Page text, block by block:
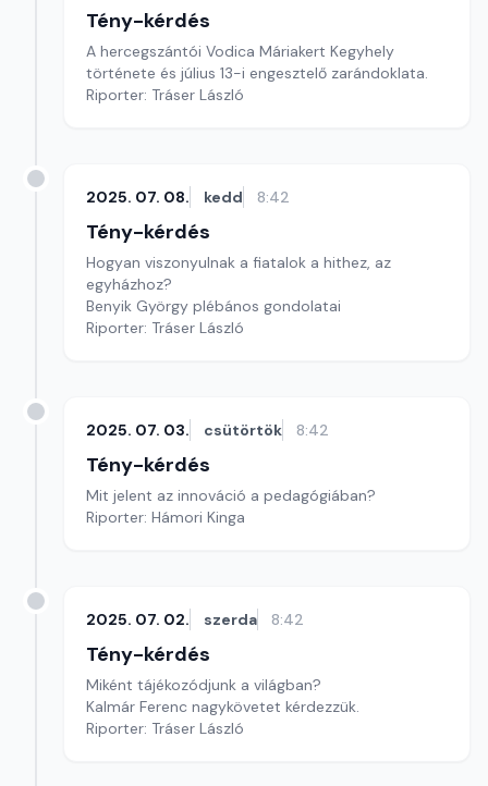
Tény-kérdés
A hercegszántói Vodica Máriakert Kegyhely
története és július 13-i engesztelő zarándoklata.
Riporter: Tráser László
2025. 07. 08. kedd 8:42
Tény-kérdés
Hogyan viszonyulnak a fiatalok a hithez, az
egyházhoz?
Benyik György plébános gondolatai
Riporter: Tráser László
2025. 07. 03. csütörtök 8:42
Tény-kérdés
Mit jelent az innováció a pedagógiában?
Riporter: Hámori Kinga
2025. 07. 02. szerda 8:42
Tény-kérdés
Miként tájékozódjunk a világban?
Kalmár Ferenc nagykövetet kérdezzük.
Riporter: Tráser László